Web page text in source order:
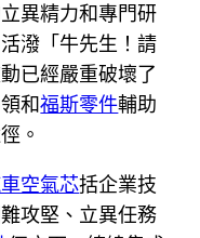
異精力和專門研
潑「牛先生！請
已經嚴重破壞了
和福斯零件輔助
。
空氣芯括企業技
攻堅、立異任務